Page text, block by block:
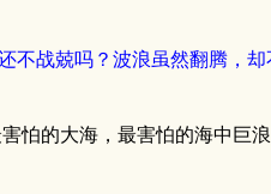
不战兢吗？波浪虽然翻腾，
怕的大海，最害怕的海中巨